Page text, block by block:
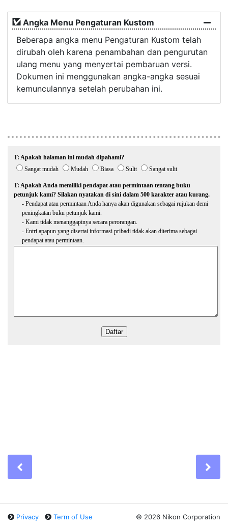
Angka Menu Pengaturan Kustom
Beberapa angka menu Pengaturan Kustom telah
dirubah oleh karena penambahan dan pengurutan
ulang menu yang menyertai pembaruan versi.
Dokumen ini menggunakan angka-angka sesuai
kemunculannya setelah perubahan ini.
Privacy Term of Use © 2026 Nikon Corporation